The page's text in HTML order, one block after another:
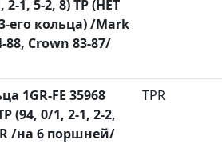
[5]
[80]
[21]
[528]
[1]
2-1, 5-2, 8) TP (НЕТ
его кольца) /Mark
88, Crown 83-87/
1GR-FE 35968
(94, 0/1, 2-1, 2-2,
/на 6 поршней/
TPR